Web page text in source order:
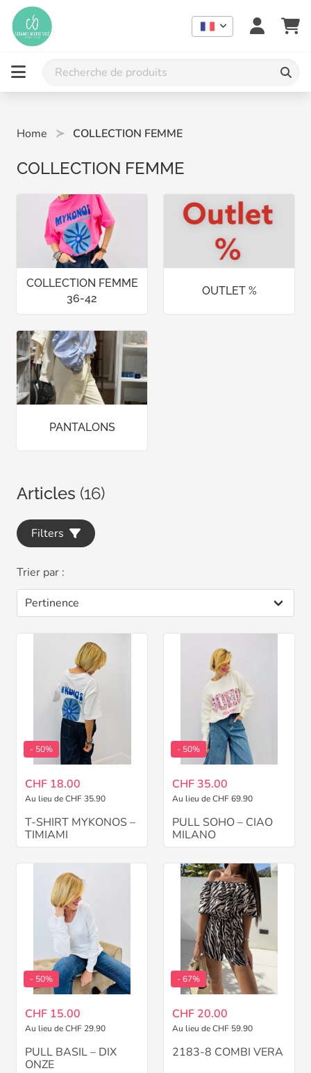
Home COLLECTION FEMME
COLLECTION FEMME
COLLECTION FEMME
36-42
OUTLET %
PANTALONS
Articles (16)
Filters
Trier par :
- 50%
CHF 18.00
Au lieu de CHF 35.90
T-SHIRT MYKONOS –
TIMIAMI
- 50%
CHF 35.00
Au lieu de CHF 69.90
PULL SOHO – CIAO
MILANO
- 50%
CHF 15.00
Au lieu de CHF 29.90
PULL BASIL – DIX
ONZE
- 67%
CHF 20.00
Au lieu de CHF 59.90
2183-8 COMBI VERA